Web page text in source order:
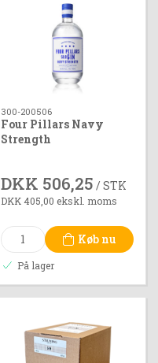
300-200506
Four Pillars Navy
Strength
DKK 506,25 / STK
DKK 405,00 ekskl. moms
Køb nu
På lager